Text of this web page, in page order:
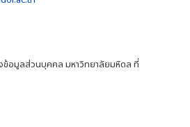
อมูลส่วนบุคคล มหาวิทยาลัยมหิดล ที่